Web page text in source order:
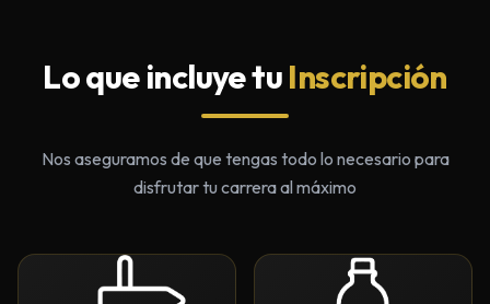
Lo que incluye tuInscripción
Nos aseguramos de que tengas todo lo necesario para
disfrutar tu carrera al máximo